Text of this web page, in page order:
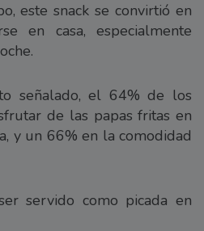
este snack se convirtió en
en casa, especialmente
señalado, el 64% de los
de las papas fritas en
y un 66% en la comodidad
servido como picada en